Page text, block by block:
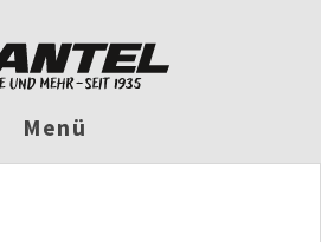
Menü